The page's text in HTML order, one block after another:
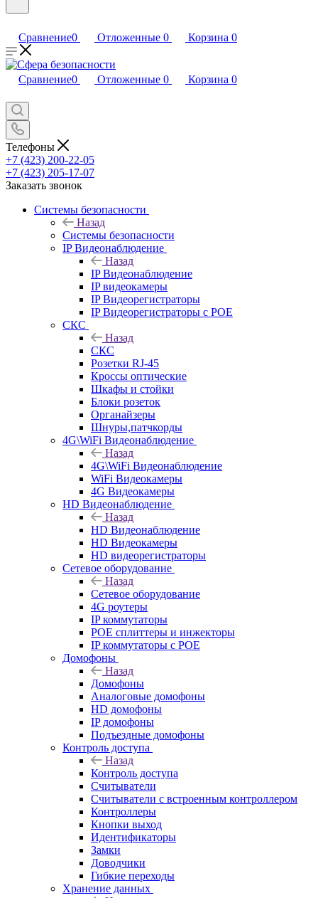
Сравнение0 Отложенные 0 Корзина 0
Сравнение0 Отложенные 0 Корзина 0
Телефоны
+7 (423) 200-22-05
+7 (423) 205-17-07
Заказать звонок
Системы безопасности
Назад
Системы безопасности
IP Видеонаблюдение
Назад
IP Видеонаблюдение
IP видеокамеры
IP Видеорегистраторы
IP Видеорегистраторы с POE
СКС
Назад
СКС
Розетки RJ-45
Кроссы оптические
Шкафы и стойки
Блоки розеток
Органайзеры
Шнуры,патчкорды
4G\WiFi Видеонаблюдение
Назад
4G\WiFi Видеонаблюдение
WiFi Видеокамеры
4G Видеокамеры
HD Видеонаблюдение
Назад
HD Видеонаблюдение
HD Видеокамеры
HD видеорегистраторы
Сетевое оборудование
Назад
Сетевое оборудование
4G роутеры
IP коммутаторы
POE сплиттеры и инжекторы
IP коммутаторы с POE
Домофоны
Назад
Домофоны
Аналоговые домофоны
HD домофоны
IP домофоны
Подъездные домофоны
Контроль доступа
Назад
Контроль доступа
Считыватели
Считыватели с встроенным контроллером
Контроллеры
Кнопки выход
Идентификаторы
Замки
Доводчики
Гибкие переходы
Хранение данных